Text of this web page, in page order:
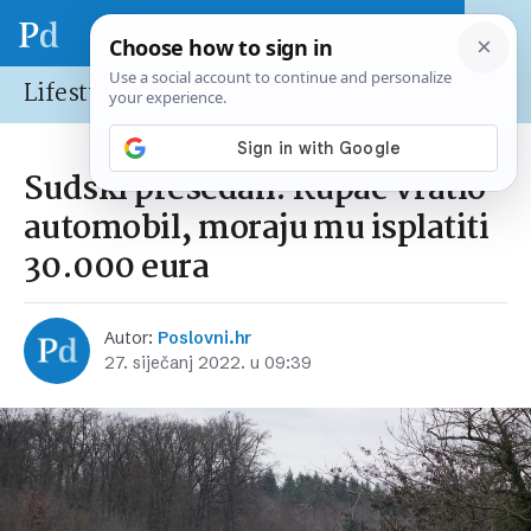
Lifestyle
Sudski presedan: Kupac vratio
automobil, moraju mu isplatiti
30.000 eura
Autor: Poslovni.hr
27. siječanj 2022. u 09:39